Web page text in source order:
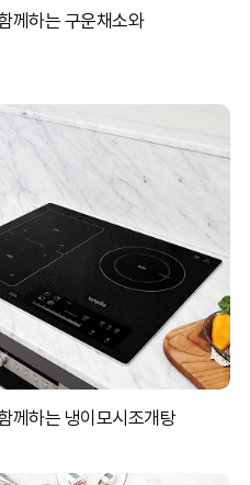
께하는 구운채소와
께하는 냉이모시조개탕